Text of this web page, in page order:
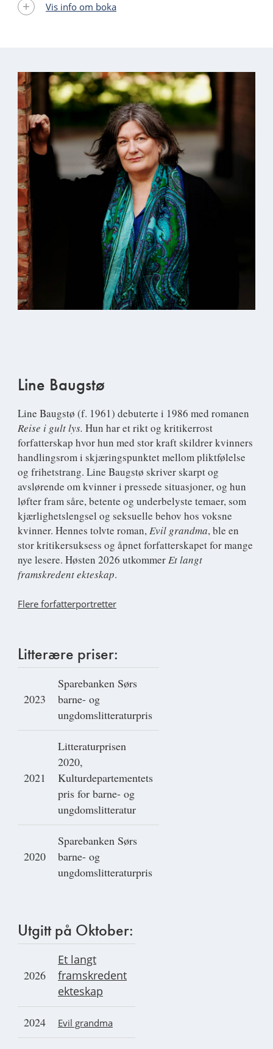
Vis info om boka
Line Baugstø
Line Baugstø (f. 1961) debuterte i 1986 med romanen
Reise i gult lys. Hun har et rikt og kritikerrost
forfatterskap hvor hun med stor kraft skildrer kvinners
handlingsrom i skjæringspunktet mellom pliktfølelse
og frihetstrang. Line Baugstø skriver skarpt og
avslørende om kvinner i pressede situasjoner, og hun
løfter fram såre, betente og underbelyste temaer, som
kjærlighetslengsel og seksuelle behov hos voksne
kvinner. Hennes tolvte roman,Evil grandma, ble en
stor kritikersuksess og åpnet forfatterskapet for mange
nye lesere. Høsten 2026 utkommerEt langt
framskredent ekteskap.
Flere forfatterportretter
Litterære priser:
2023
Sparebanken Sørs
barne- og
ungdomslitteraturpris
2021
Litteraturprisen
2020,
Kulturdepartementets
pris for barne- og
ungdomslitteratur
2020
Sparebanken Sørs
barne- og
ungdomslitteraturpris
Utgitt på Oktober:
2026
Et langt
framskredent
ekteskap
2024 Evil grandma